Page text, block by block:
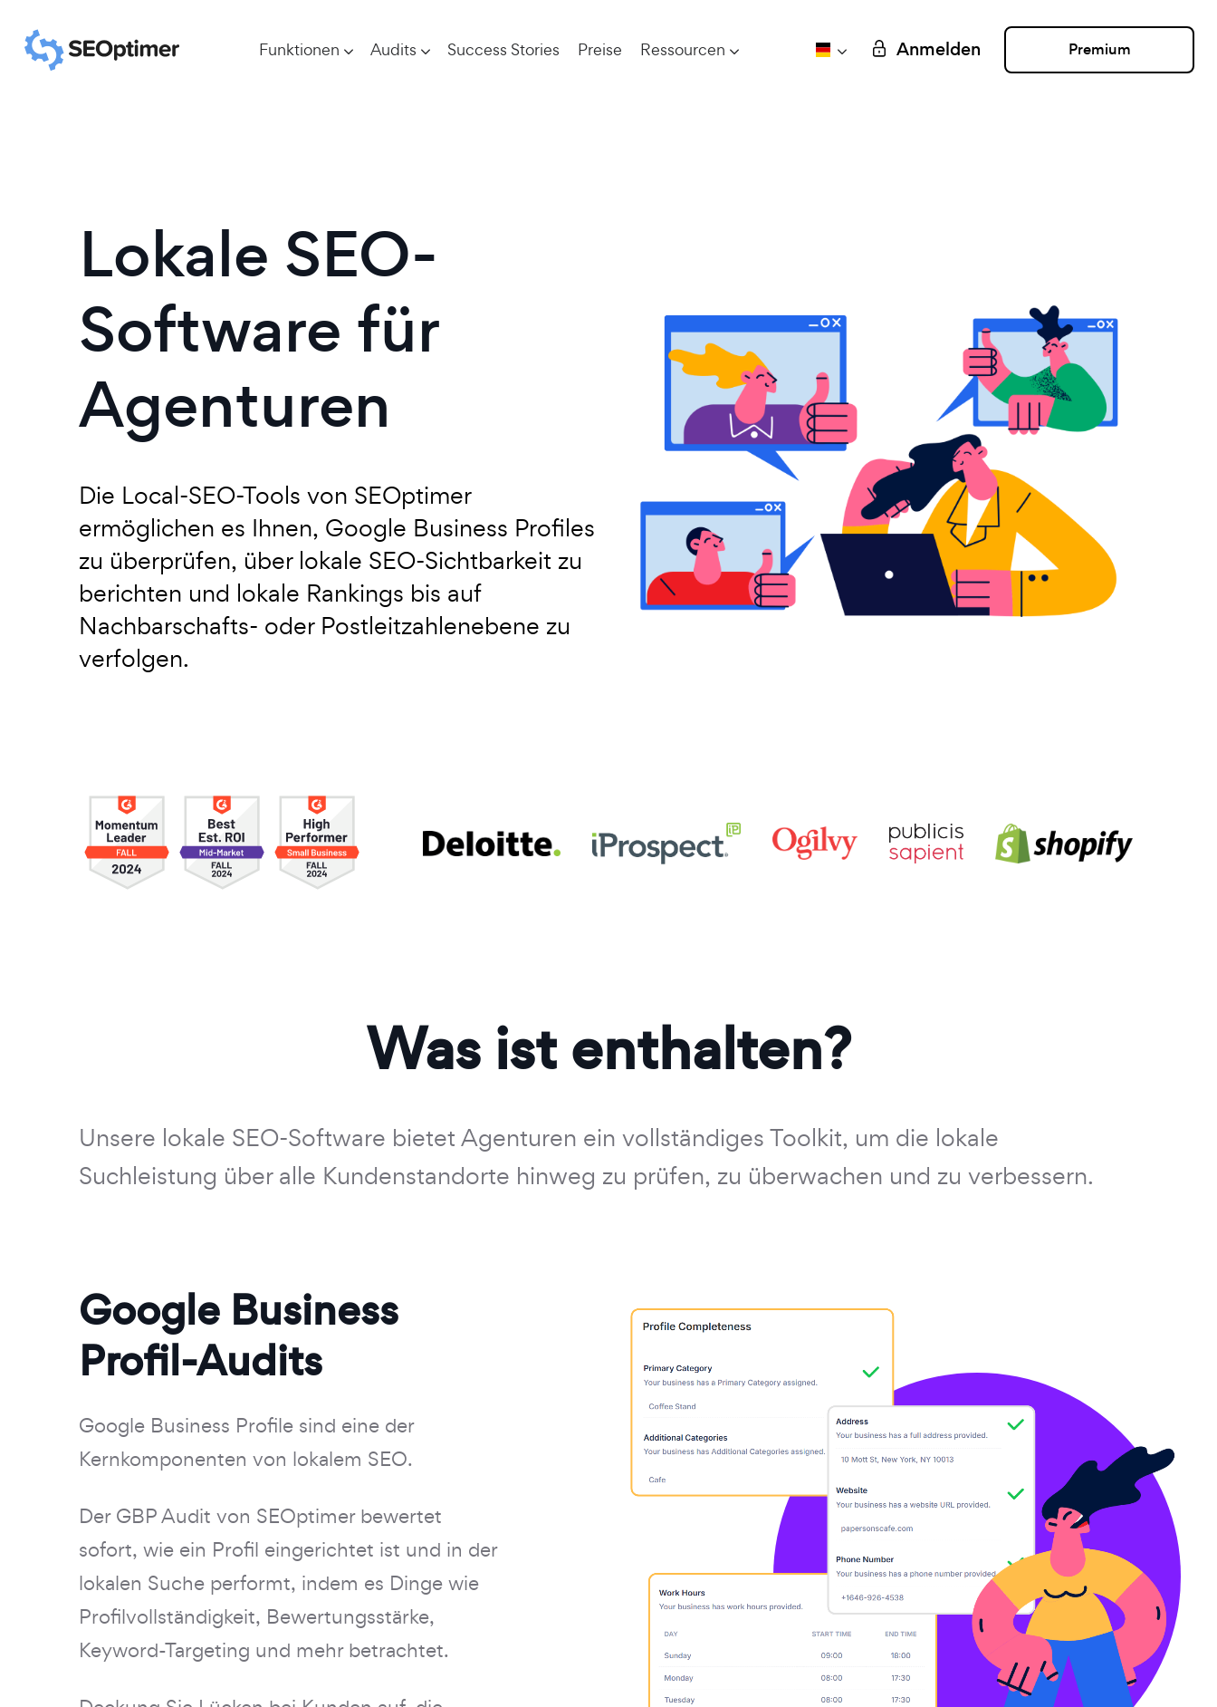
Funktionen Audits Success Stories Preise Ressourcen Anmelden Premium
Lokale SEO-
Software für
Agenturen
Die Local-SEO-Tools von SEOptimer
ermöglichen es Ihnen, Google Business Profiles
zu überprüfen, über lokale SEO-Sichtbarkeit zu
berichten und lokale Rankings bis auf
Nachbarschafts- oder Postleitzahlenebene zu
verfolgen.
Was ist enthalten?
Unsere lokale SEO-Software bietet Agenturen ein vollständiges Toolkit, um die lokale
Suchleistung über alle Kundenstandorte hinweg zu prüfen, zu überwachen und zu verbessern.
Google Business
Profil-Audits
Google Business Profile sind eine der
Kernkomponenten von lokalem SEO.
Der GBP Audit von SEOptimer bewertet
sofort, wie ein Profil eingerichtet ist und in der
lokalen Suche performt, indem es Dinge wie
Profilvollständigkeit, Bewertungsstärke,
Keyword-Targeting und mehr betrachtet.